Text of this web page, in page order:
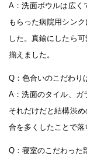
A：洗面ボウルは広く
もらった病院用シン
した。真鍮にしたら
揃えました。
Q：色合いのこだわり
A：洗面のタイル、ガ
それだけだと結構渋
合を多くしたことで落
Q：寝室のこだわった